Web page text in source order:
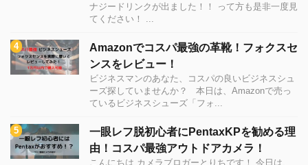
ナジードリンクが出ました！！ って方も是非一度見
てください！ ...
Amazonでコスパ最強の革靴！フォクスセ
ンスをレビュー！
ビジネスマンのあなた、コスパの良いビジネスシュ
ーズ探していませんか？ 本日は、Amazonで売っ
ているビジネスシューズ「フォ...
一眼レフ脱初心者にPentaxKPを勧める理
由！コスパ最強アウトドアカメラ！
こんにちは カメラブロガーとりちです！ 今日は、